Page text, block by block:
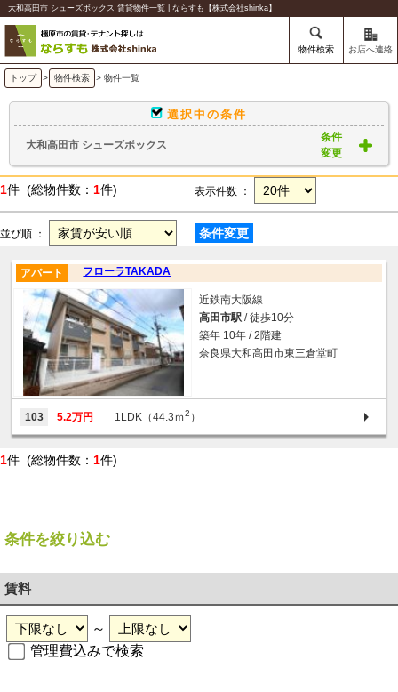
大和高田市 シューズボックス 賃貸物件一覧 | ならすも【株式会社shinka】
物件検索 お店へ連絡
トップ > 物件検索 > 物件一覧
選択中の条件
大和高田市 シューズボックス
条件
変更
1件 (総物件数： 1件) 表示件数 ：
並び順 ： 条件変更
フローラTAKADA
アパート
近鉄南大阪線
高田市駅 / 徒歩10分
築年 10年 / 2階建
奈良県大和高田市東三倉堂町
103 5.2万円 1LDK（44.3ｍ2 ）
1件 (総物件数： 1件)
条件を絞り込む
賃料
～
管理費込みで検索